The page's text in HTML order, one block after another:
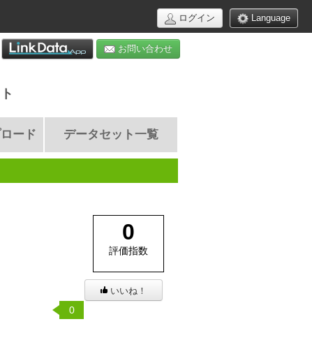
Language
ログイン
お問い合わせ
ード データセット一覧
0
評価指数
いいね！
0